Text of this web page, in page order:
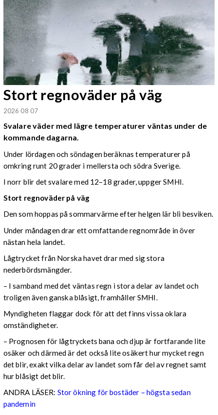
Stort regnoväder på väg
2026 08 07
Svalare väder med lägre temperaturer väntas under de
kommande dagarna.
Under lördagen och söndagen beräknas temperaturer på
omkring runt 20 grader i mellersta och södra Sverige.
I norr blir det svalare med 12–18 grader, uppger SMHI.
Stort regnoväder på väg
Den som hoppas på sommarvärme efter helgen lär bli besviken.
Under måndagen drar ett omfattande regnområde in över
nästan hela landet.
Lågtrycket från Norska havet drar med sig stora
nederbördsmängder.
– I samband med det väntas regn i stora delar av landet och
troligen även ganska blåsigt, framhåller SMHI.
Myndigheten flaggar dock för att det finns vissa oklara
omständigheter.
– Prognosen för lågtryckets bana och djup är fortfarande lite
osäker och därmed är det också lite osäkert hur mycket regn
det blir, exakt vilka delar av landet som får del av regnet samt
hur blåsigt det blir.
ANDRA LÄSER: Stor ökning för bostäder – högsta sedan
pandemin